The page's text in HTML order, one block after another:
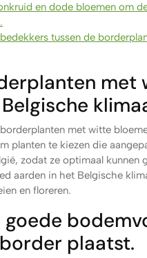
en dode bloemen om
tussen de
met
met witte
planten te kiezen die
zodat ze optimaal
aarden in het Belgische
en floreren.
goede
plaatst.